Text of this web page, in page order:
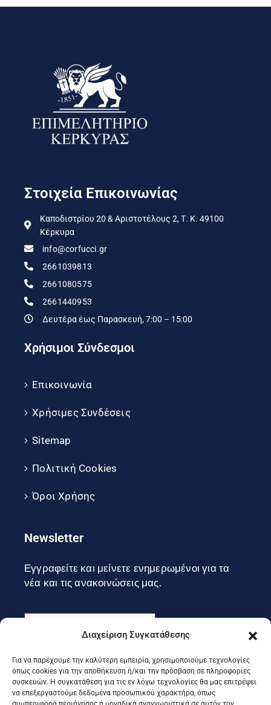
Διαχείριση Συγκατάθεσης
Για να παρέχουμε την καλύτερη εμπειρία, χρησιμοποιούμε τεχνολογίες
όπως cookies για την αποθήκευση ή/και την πρόσβαση σε πληροφορίες
συσκευών. Η συγκατάθεση για τις εν λόγω τεχνολογίες θα μας επιτρέψει
να επεξεργαστούμε δεδομένα προσωπικού χαρακτήρα, όπως
Στοιχεία Επικοινωνίας
Καποδιστρίου 20 & Αριστοτέλους 2, Τ. Κ. 49100
Κέρκυρα
info@corfucci.gr
2661039813
2661080575
2661440953
Δευτέρα έως Παρασκευή, 7:00 – 15:00
Χρήσιμοι Σύνδεσμοι
Επικοινωνία
Χρήσιμες Συνδέσεις
Sitemap
Πολιτική Cookies
Όροι Χρήσης
Newsletter
Εγγραφείτε και μείνετε ενημερωμένοι για τα
νέα και τις ανακοινώσεις μας.
Εγγραφή